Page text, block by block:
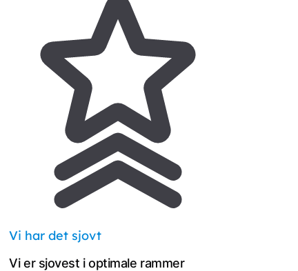
Vi har det sjovt
Vi er sjovest i optimale rammer